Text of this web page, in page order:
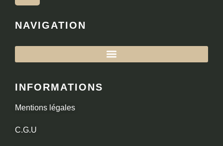
NAVIGATION
INFORMATIONS
Mentions légales
C.G.U